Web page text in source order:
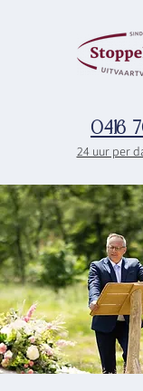
0416
24 uur per